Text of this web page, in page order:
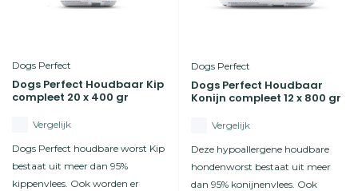
Dogs Perfect
Dogs Perfect Houdbaar Kip
compleet 20 x 400 gr
Vergelijk
Dogs Perfect houdbare worst Kip
bestaat uit meer dan 95%
kippenvlees. Ook worden er
Dogs Perfect
Dogs Perfect Houdbaar
Konijn compleet 12 x 800 gr
Vergelijk
Deze hypoallergene houdbare
hondenworst bestaat uit meer
dan 95% konijnenvlees. Ook